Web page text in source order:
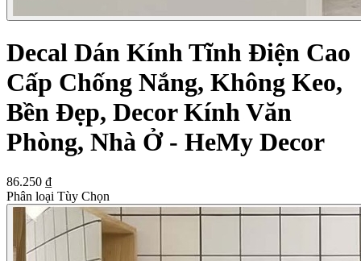
Decal Dán Kính Tĩnh Điện Cao
Cấp Chống Nắng, Không Keo,
Bền Đẹp, Decor Kính Văn
Phòng, Nhà Ở - HeMy Decor
86.250 ₫
Phân loại Tùy Chọn